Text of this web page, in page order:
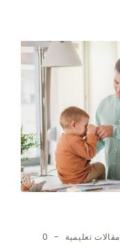
مقالات تعليمية
0